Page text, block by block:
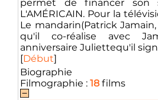
permet de financer son
L'AMÉRICAIN. Pour la
Le mandarin(Patrick
qu'il co-réalise avec
anniversaire Juliettequ'il
[Début]
Biographie
Filmographie : 18 films